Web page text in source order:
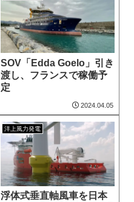
SOV「Edda Goelo」引き
渡し、フランスで稼働予
定
2024.04.05
洋上風力発電
浮体式垂直軸風車を日本